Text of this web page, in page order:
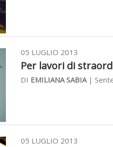
05 LUGLIO 2013
Per lavori di
DI EMILIANA SABIA|
05 LUGLIO 2013